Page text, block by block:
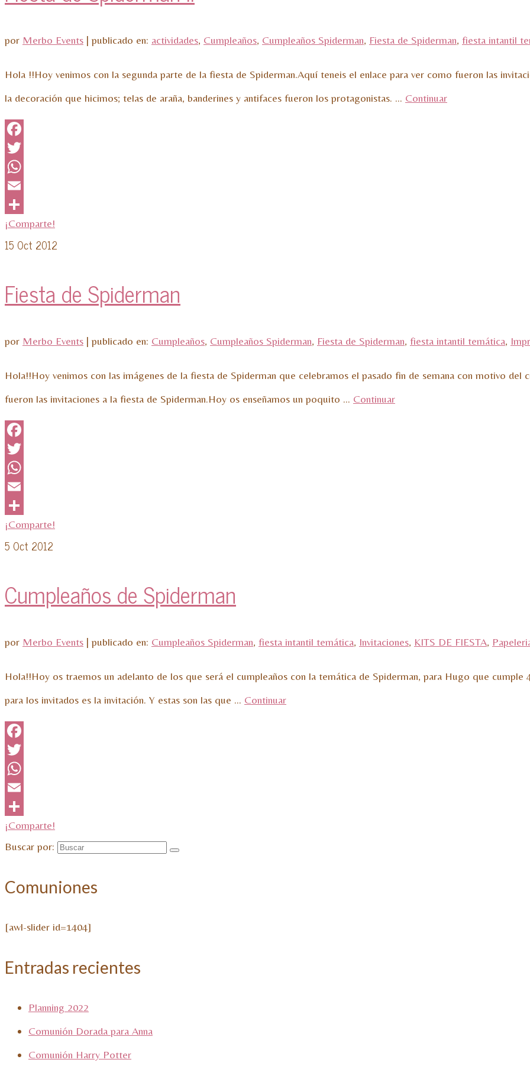
por Merbo Events | publicado en: actividades, Cumpleaños, Cumpleaños Spiderman, Fiesta de Spiderman, fiesta intantil
Hola !!Hoy venimos con la segunda parte de la fiesta de Spiderman.Aquí teneis el enlace para ver como fueron las
la decoración que hicimos; telas de araña, banderines y antifaces fueron los protagonistas. … Continuar
Facebook
Twitter
WhatsApp
Email
¡Comparte!
15 Oct 2012
Fiesta de Spiderman
por Merbo Events | publicado en: Cumpleaños, Cumpleaños Spiderman, Fiesta de Spiderman, fiesta intantil temática,
Hola!!Hoy venimos con las imágenes de la fiesta de Spiderman que celebramos el pasado fin de semana con motivo
fueron las invitaciones a la fiesta de Spiderman.Hoy os enseñamos un poquito … Continuar
Facebook
Twitter
WhatsApp
Email
¡Comparte!
5 Oct 2012
Cumpleaños de Spiderman
por Merbo Events | publicado en: Cumpleaños Spiderman, fiesta intantil temática, Invitaciones, KITS DE FIESTA,
Hola!!Hoy os traemos un adelanto de los que será el cumpleaños con la temática de Spiderman, para Hugo que
para los invitados es la invitación. Y estas son las que … Continuar
Facebook
Twitter
WhatsApp
Email
¡Comparte!
Buscar por:
Comuniones
[awl-slider id=1404]
Entradas recientes
Planning 2022
Comunión Dorada para Anna
Comunión Harry Potter